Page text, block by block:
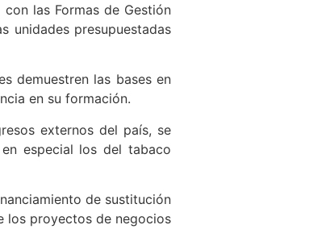
las Formas de Gestión
unidades presupuestadas
demuestren las bases en
en su formación.
externos del país, se
especial los del tabaco
de sustitución
los proyectos de negocios